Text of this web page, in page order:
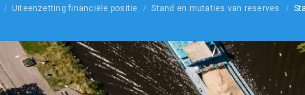
Uiteenzetting financiële positie Stand en mutaties van reserves